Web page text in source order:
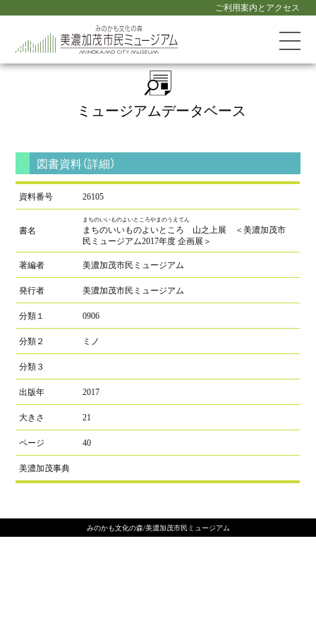
ご利用案内とアクセス
ミュージアムデータベース
図書資料（詳細）
資料番号 26105
書名
まちのいいものよいところやまのうえてん
まちのいいものよいところ 山之上展 ＜美濃加茂市
民ミュージアム2017年度 企画展＞
著編者
美濃加茂市民ミュージアム
発行者
美濃加茂市民ミュージアム
分類１
0906
分類２
ミノ
分類３
出版年
2017
大きさ
21
ページ
40
美濃加茂事典
みのかも文化の森/美濃加茂市民ミュージアム